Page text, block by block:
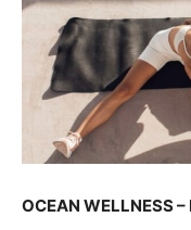
OCEAN WELLNESS –